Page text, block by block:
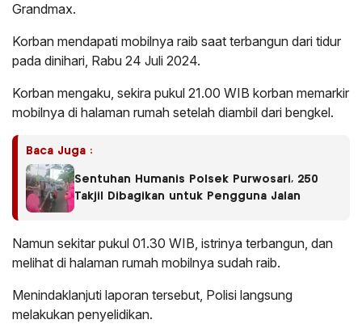
Grandmax.
Korban mendapati mobilnya raib saat terbangun dari tidur
pada dinihari, Rabu 24 Juli 2024.
Korban mengaku, sekira pukul 21.00 WIB korban memarkir
mobilnya di halaman rumah setelah diambil dari bengkel.
Baca Juga :
Sentuhan Humanis Polsek Purwosari, 250
Takjil Dibagikan untuk Pengguna Jalan
Namun sekitar pukul 01.30 WIB, istrinya terbangun, dan
melihat di halaman rumah mobilnya sudah raib.
Menindaklanjuti laporan tersebut, Polisi langsung
melakukan penyelidikan.